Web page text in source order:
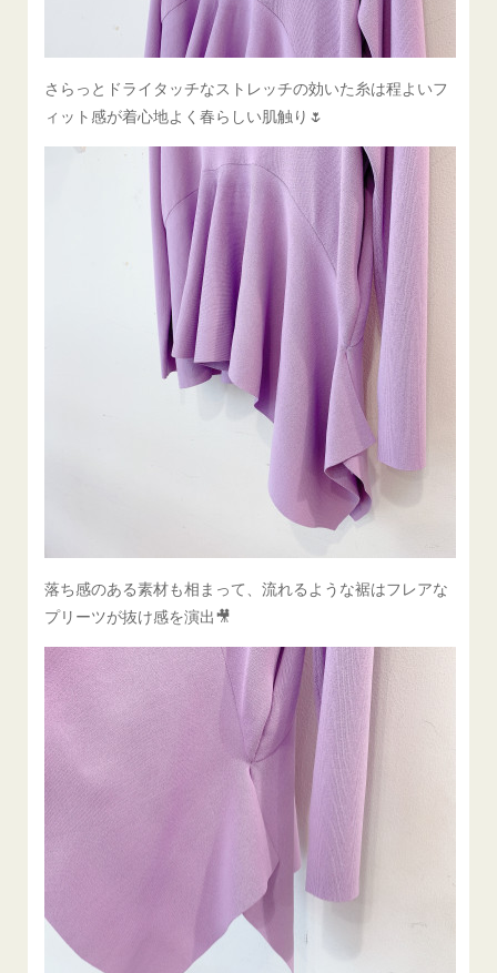
さらっとドライタッチなストレッチの効いた糸は程よいフ
ィット感が着心地よく春らしい肌触り🌷
落ち感のある素材も相まって、流れるような裾はフレアな
プリーツが抜け感を演出🎥